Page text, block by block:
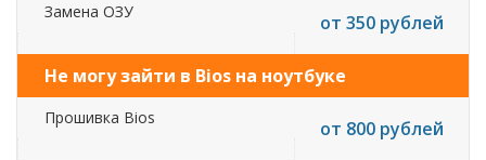
Замена ОЗУ от 350 рублей
Не могу зайти в Bios на ноутбуке
Прошивка Bios от 800 рублей